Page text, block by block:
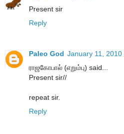
Present sir
Reply
Paleo God January 11, 2010
ராஜகோபால் (எறும்பு) said...
Present sir//
repeat sir.
Reply